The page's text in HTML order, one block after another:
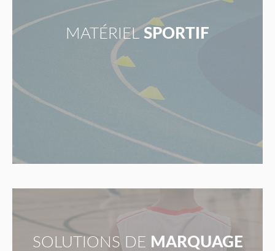
MATÉRIEL SPORTIF
SOLUTIONS DE MARQUAGE